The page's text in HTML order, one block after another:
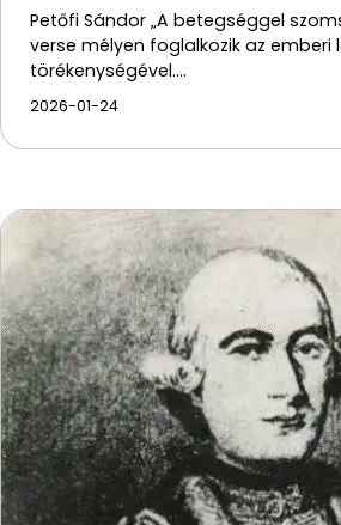
Petőfi Sándor „A betegséggel
verse mélyen foglalkozik az emberi
törékenységével.…
2026-01-24